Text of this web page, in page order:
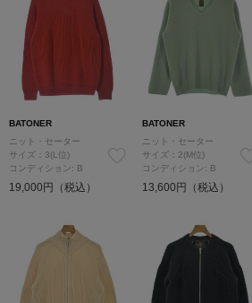
BATONER
ニット・セーター
サイズ：3(L位)
コンディション: B
19,000円（税込）
BATONER
ニット・セーター
サイズ：2(M位)
コンディション: B
13,600円（税込）